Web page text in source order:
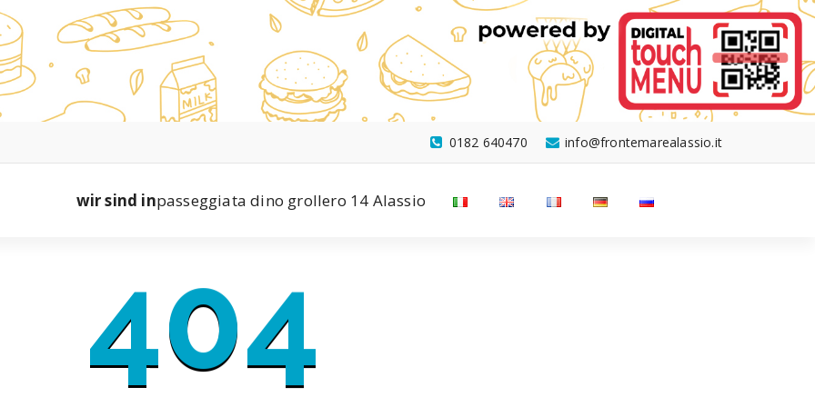
info@frontemarealassio.it
0182 640470
wir sind inpasseggiata dino grollero 14 Alassio
404